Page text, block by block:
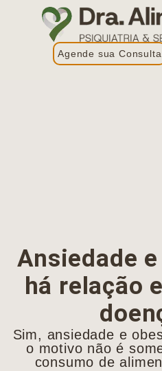
Agende sua Consulta
Ansiedade
há relação
Sim, ansiedade e
o motivo não é
consumo de